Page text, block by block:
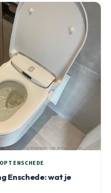
ENSCHEDE
Enschede: wat je